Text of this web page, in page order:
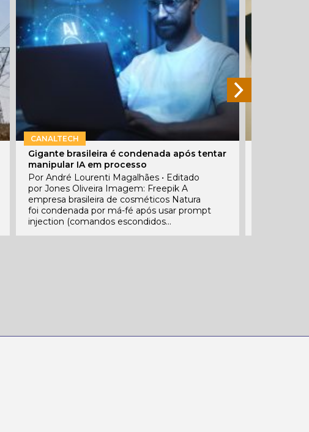
CANALTECH
Gigante brasileira é condenada após tentar
manipular IA em processo
Por André Lourenti Magalhães • Editado
por Jones Oliveira Imagem: Freepik A
empresa brasileira de cosméticos Natura
foi condenada por má-fé após usar prompt
injection (comandos escondidos...